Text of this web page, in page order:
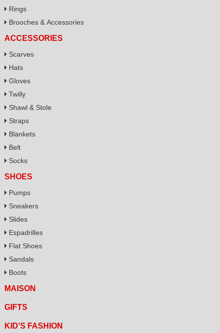
Rings
Brooches & Accessories
ACCESSORIES
Scarves
Hats
Gloves
Twilly
Shawl & Stole
Straps
Blankets
Belt
Socks
SHOES
Pumps
Sneakers
Slides
Espadrilles
Flat Shoes
Sandals
Boots
MAISON
GIFTS
KID'S FASHION